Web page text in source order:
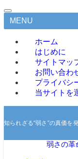
MENU
ホーム
はじめに
サイトマッ
お問い合わ
プライバシ
当サイトを
知られざる“弱さ”の真価を
弱さの革